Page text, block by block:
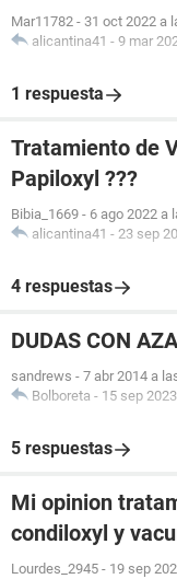
Mar11782 - 31 oct 2022 a
alicantina41 - 9 mar
1 respuesta
Tratamiento de
Papiloxyl ???
Bibia_1669 - 6 ago 2022 a
alicantina41 - 23 sep
4 respuestas
DUDAS CON
sandrews - 7 abr 2014 a
Bolboreta - 15 sep
5 respuestas
Mi opinion
condiloxyl y
Lourdes_2945 - 19 sep